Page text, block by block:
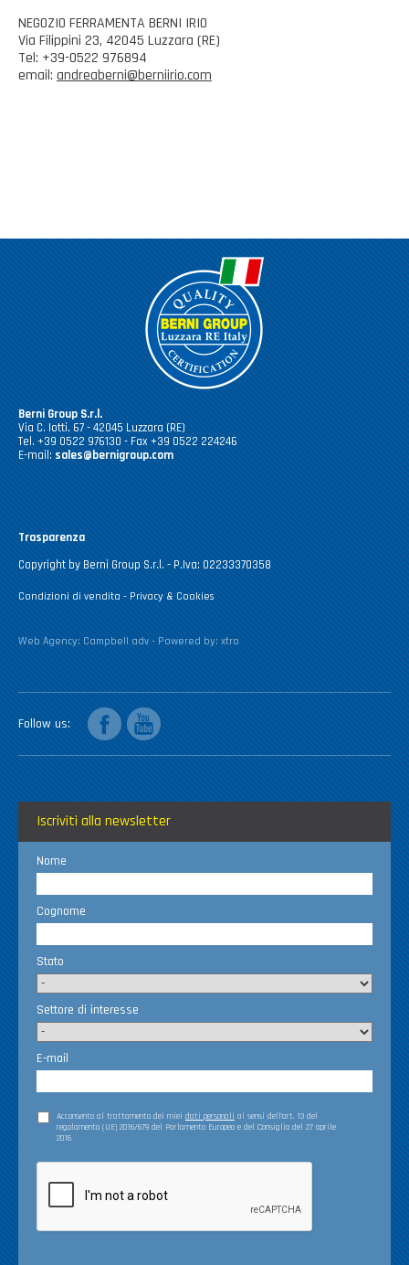
NEGOZIO FERRAMENTA BERNI IRIO
Via Filippini 23, 42045 Luzzara (RE)
Tel: +39-0522 976894
email: andreaberni@berniirio.com
Berni Group S.r.l.
Via C. Iotti, 67 - 42045 Luzzara (RE)
Tel. +39 0522 976130 - Fax +39 0522 224246
E-mail: sales@bernigroup.com
Trasparenza
Copyright by Berni Group S.r.l. - P.Iva: 02233370358
Condizioni di vendita - Privacy & Cookies
Web Agency: Campbell adv - Powered by: xtro
Follow us
facebookyoutube
Iscriviti alla newsletter
Nome
Cognome
Stato
Settore di interesse
E-mail
Acconsento al trattamento dei miei dati personali ai sensi dell’art. 13 del
regolamento (UE) 2016/679 del Parlamento Europeo e del Consiglio del 27 aprile
2016